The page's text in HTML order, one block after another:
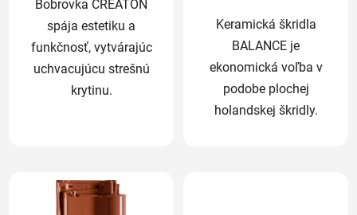
Bobrovka CREATON
spája estetiku a
funkčnosť, vytvárajúc
uchvacujúcu strešnú
krytinu.
Keramická škridla
BALANCE je
ekonomická voľba v
podobe plochej
holandskej škridly.